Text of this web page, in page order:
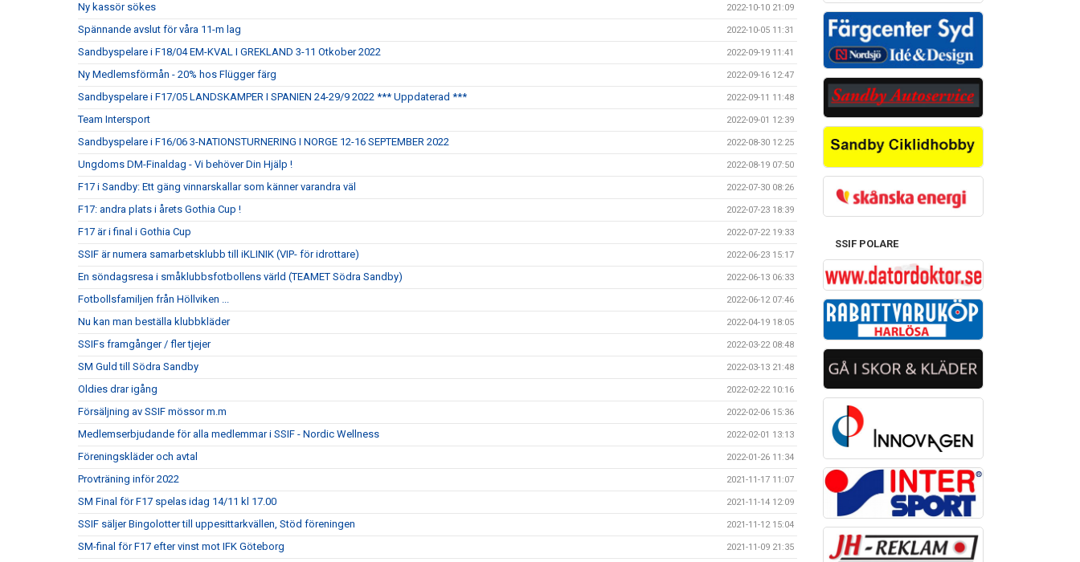
Ny kassör sökes 2022-10-10 21:09
Spännande avslut för våra 11-m lag 2022-10-05 11:31
Sandbyspelare i F18/04 EM-KVAL I GREKLAND 3-11 Otkober 2022 2022-09-19 11:41
Ny Medlemsförmån - 20% hos Flügger färg 2022-09-16 12:47
Sandbyspelare i F17/05 LANDSKAMPER I SPANIEN 24-29/9 2022 *** Uppdaterad *** 2022-09-11 11:48
Team Intersport 2022-09-01 12:39
Sandbyspelare i F16/06 3-NATIONSTURNERING I NORGE 12-16 SEPTEMBER 2022 2022-08-30 12:25
Ungdoms DM-Finaldag - Vi behöver Din Hjälp ! 2022-08-19 07:50
F17 i Sandby: Ett gäng vinnarskallar som känner varandra väl 2022-07-30 08:26
F17: andra plats i årets Gothia Cup ! 2022-07-23 18:39
F17 är i final i Gothia Cup 2022-07-22 19:33
SSIF är numera samarbetsklubb till iKLINIK (VIP- för idrottare) 2022-06-23 15:17
En söndagsresa i småklubbsfotbollens värld (TEAMET Södra Sandby) 2022-06-13 06:33
Fotbollsfamiljen från Höllviken ... 2022-06-12 07:46
Nu kan man beställa klubbkläder 2022-04-19 18:05
SSIFs framgånger / fler tjejer 2022-03-22 08:48
SM Guld till Södra Sandby 2022-03-13 21:48
Oldies drar igång 2022-02-22 10:16
Försäljning av SSIF mössor m.m 2022-02-06 15:36
Medlemserbjudande för alla medlemmar i SSIF - Nordic Wellness 2022-02-01 13:13
Föreningskläder och avtal 2022-01-26 11:34
Provträning inför 2022 2021-11-17 11:07
SM Final för F17 spelas idag 14/11 kl 17.00 2021-11-14 12:09
SSIF säljer Bingolotter till uppesittarkvällen, Stöd föreningen 2021-11-12 15:04
SM-final för F17 efter vinst mot IFK Göteborg 2021-11-09 21:35
SSIF POLARE